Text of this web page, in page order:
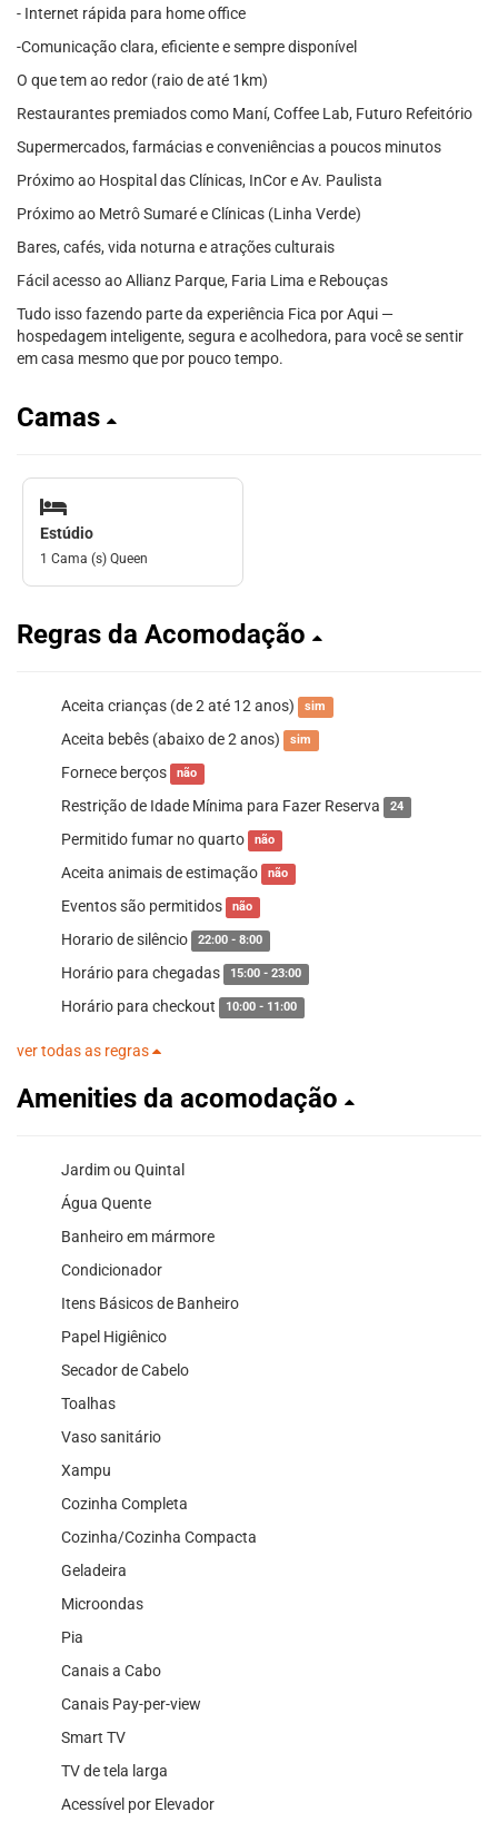
- Internet rápida para home office
-Comunicação clara, eficiente e sempre disponível
O que tem ao redor (raio de até 1km)
Restaurantes premiados como Maní, Coffee Lab, Futuro Refeitório
Supermercados, farmácias e conveniências a poucos minutos
Próximo ao Hospital das Clínicas, InCor e Av. Paulista
Próximo ao Metrô Sumaré e Clínicas (Linha Verde)
Bares, cafés, vida noturna e atrações culturais
Fácil acesso ao Allianz Parque, Faria Lima e Rebouças
Tudo isso fazendo parte da experiência Fica por Aqui —
hospedagem inteligente, segura e acolhedora, para você se sentir
em casa mesmo que por pouco tempo.
Camas
Estúdio
1 Cama (s) Queen
Regras da Acomodação
Aceita crianças (de 2 até 12 anos) sim
Aceita bebês (abaixo de 2 anos) sim
Fornece berços não
Restrição de Idade Mínima para Fazer Reserva 24
Permitido fumar no quarto não
Aceita animais de estimação não
Eventos são permitidos não
Horario de silêncio 22:00 - 8:00
Horário para chegadas 15:00 - 23:00
Horário para checkout 10:00 - 11:00
ver todas as regras
Amenities da acomodação
Jardim ou Quintal
Água Quente
Banheiro em mármore
Condicionador
Itens Básicos de Banheiro
Papel Higiênico
Secador de Cabelo
Toalhas
Vaso sanitário
Xampu
Cozinha Completa
Cozinha/Cozinha Compacta
Geladeira
Microondas
Pia
Canais a Cabo
Canais Pay-per-view
Smart TV
TV de tela larga
Acessível por Elevador